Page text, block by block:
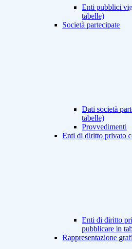
Enti pubblici
tabelle)
Società partecipate
Dati società
tabelle)
Provvedimenti
Enti di diritto privato
Enti di diritto
pubblicare in
Rappresentazione